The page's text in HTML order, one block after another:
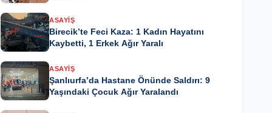
ASAYIŞ
Birecik’te Feci Kaza: 1 Kadın Hayatını
Kaybetti, 1 Erkek Ağır Yaralı
ASAYIŞ
Şanlıurfa’da Hastane Önünde Saldırı: 9
Yaşındaki Çocuk Ağır Yaralandı